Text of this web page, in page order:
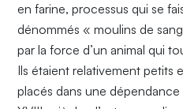
en farine, processus qui se
dénommés « moulins de
par la force d’un animal qui
Ils étaient relativement petits
placés dans une dépendance